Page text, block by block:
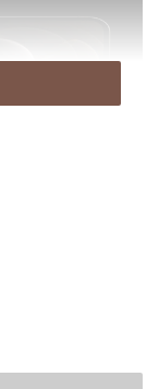
bán tại một số
của Apple và các